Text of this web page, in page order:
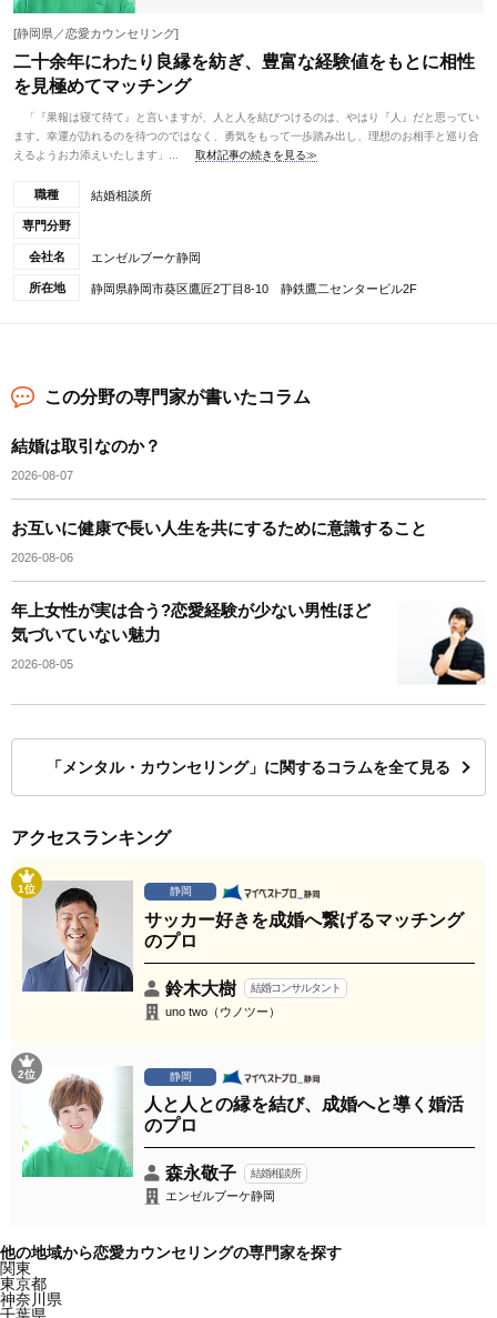
[静岡県／恋愛カウンセリング]
二十余年にわたり良縁を紡ぎ、豊富な経験値をもとに相性
を見極めてマッチング
「『果報は寝て待て』と言いますが、人と人を結びつけるのは、やはり『人』だと思ってい
ます。幸運が訪れるのを待つのではなく、勇気をもって一歩踏み出し、理想のお相手と巡り合
えるようお力添えいたします」...
取材記事の続きを見る≫
職種 結婚相談所
専門分野
会社名 エンゼルブーケ静岡
所在地 静岡県静岡市葵区鷹匠2丁目8-10 静鉄鷹二センタービル2F
この分野の専門家が書いたコラム
結婚は取引なのか？
2026-08-07
お互いに健康で長い人生を共にするために意識すること
2026-08-06
年上女性が実は合う?恋愛経験が少ない男性ほど
気づいていない魅力
2026-08-05
「メンタル・カウンセリング」に関するコラムを全て見る
アクセスランキング
1位 静岡
サッカー好きを成婚へ繋げるマッチング
のプロ
鈴木大樹 結婚コンサルタント
uno two（ウノツー）
2位 静岡
人と人との縁を結び、成婚へと導く婚活
のプロ
森永敬子 結婚相談所
エンゼルブーケ静岡
他の地域から恋愛カウンセリングの専門家を探す
関東
東京都
神奈川県